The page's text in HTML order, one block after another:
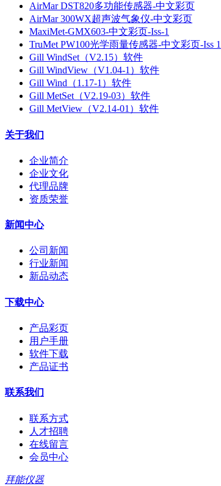
AirMar DST820多功能传感器-中文彩页
AirMar 300WX超声波气象仪-中文彩页
MaxiMet-GMX603-中文彩页-Iss-1
TruMet PW100光学雨量传感器-中文彩页-Iss 1
Gill WindSet（V2.15）软件
Gill WindView（V1.04-1）软件
Gill Wind（1.17-1）软件
Gill MetSet（V2.19-03）软件
Gill MetView（V2.14-01）软件
关于我们
企业简介
企业文化
代理品牌
资质荣誉
新闻中心
公司新闻
行业新闻
新品动态
下载中心
产品彩页
用户手册
软件下载
产品证书
联系我们
联系方式
人才招聘
在线留言
会员中心
拜能仪器